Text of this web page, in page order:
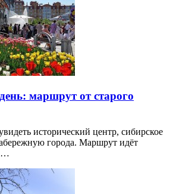
маршрут от старого
исторический центр, сибирское
города. Маршрут идёт